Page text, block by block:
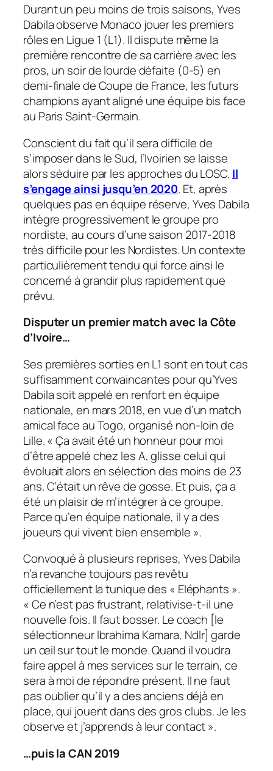
Durant un peu moins de trois saisons, Yves
Dabila observe Monaco jouer les premiers
rôles en Ligue 1 (L1). Il dispute même la
première rencontre de sa carrière avec les
pros, un soir de lourde défaite (0-5) en
demi-finale de Coupe de France, les futurs
champions ayant aligné une équipe bis face
au Paris Saint-Germain.
Conscient du fait qu’il sera difficile de
s’imposer dans le Sud, l’Ivoirien se laisse
alors séduire par les approches du LOSC. Il
s’engage ainsi jusqu’en 2020. Et, après
quelques pas en équipe réserve, Yves Dabila
intègre progressivement le groupe pro
nordiste, au cours d’une saison 2017-2018
très difficile pour les Nordistes. Un contexte
particulièrement tendu qui force ainsi le
concerné à grandir plus rapidement que
prévu.
Disputer un premier match avec la Côte
d’Ivoire…
Ses premières sorties en L1 sont en tout cas
suffisamment convaincantes pour qu’Yves
Dabila soit appelé en renfort en équipe
nationale, en mars 2018, en vue d’un match
amical face au Togo, organisé non-loin de
Lille. «Ça avait été un honneur pour moi
d’être appelé chez les A, glisse celui qui
évoluait alors en sélection des moins de 23
ans.C’était un rêve de gosse. Et puis, ça a
été un plaisir de m’intégrer à ce groupe.
Parce qu’en équipe nationale, il y a des
joueurs qui vivent bien ensemble ».
Convoqué à plusieurs reprises, Yves Dabila
n’a revanche toujours pas revêtu
officiellement la tunique des « Eléphants ».
«Ce n’est pas frustrant, relativise-t-il une
nouvelle fois. Il faut bosser. Le coach [le
sélectionneur Ibrahima Kamara, Ndlr]garde
un œil sur tout le monde. Quand il voudra
faire appel à mes services sur le terrain, ce
sera à moi de répondre présent. Il ne faut
pas oublier qu’il y a des anciens déjà en
place, qui jouent dans des gros clubs. Je les
observe et j’apprends à leur contact».
…puis la CAN 2019